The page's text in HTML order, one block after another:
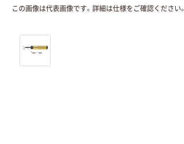
この画像は代表画像です。詳細は仕様をご確認ください。